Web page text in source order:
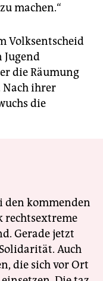
machen.“
Volksentscheid
Jugend
die Räumung
Nach ihrer
die
den kommenden
rechtsextreme
Gerade jetzt
Auch
die sich vor Ort